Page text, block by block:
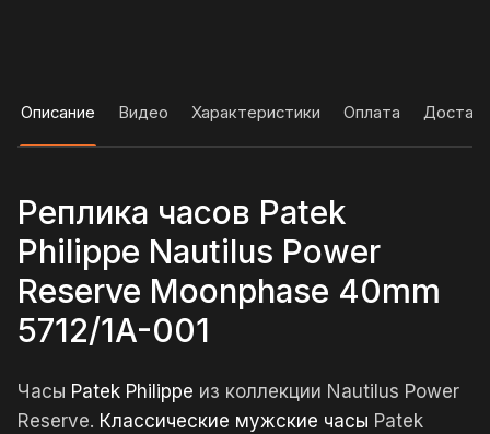
Описание Видео Характеристики Оплата
Реплика часов Patek
Philippe Nautilus Power
Reserve Moonphase 40mm
5712/1A-001
Часы Patek Philippe из коллекции Nautilus Power
Reserve. Классические мужские часы Patek